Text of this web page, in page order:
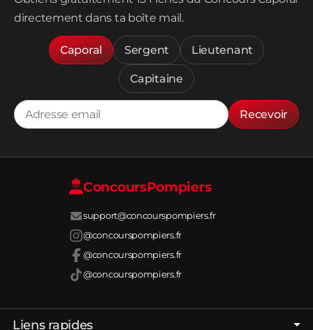
directement dans ta boîte mail.
Caporal Sergent Lieutenant
Capitaine
Recevoir
ConcoursPompiers
support@concourspompiers.fr
@concourspompiers.fr
@concourspompiers.fr
@concourspompiers.fr
Liens rapides